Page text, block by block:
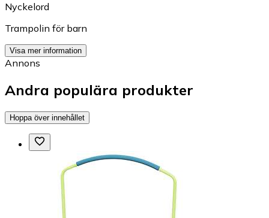
Nyckelord
Trampolin för barn
Visa mer information
Annons
Andra populära produkter
Hoppa över innehållet